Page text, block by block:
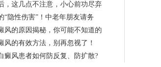
，这几点不注意，小心前功尽弃
“隐性伤害”！中老年朋友请务
风的原因揭秘，你可能不知道的
风的有效方法，别再忽视了！
癜风患者如何防反复、防扩散?